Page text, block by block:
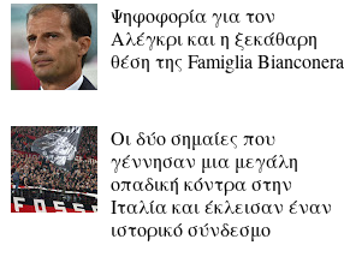
Ψηφοφορία για τον
Αλέγκρι και η ξεκάθαρη
θέση της Famiglia Bianconera
Οι δύο σημαίες που
γέννησαν μια μεγάλη
οπαδική κόντρα στην
Ιταλία και έκλεισαν έναν
ιστορικό σύνδεσμο